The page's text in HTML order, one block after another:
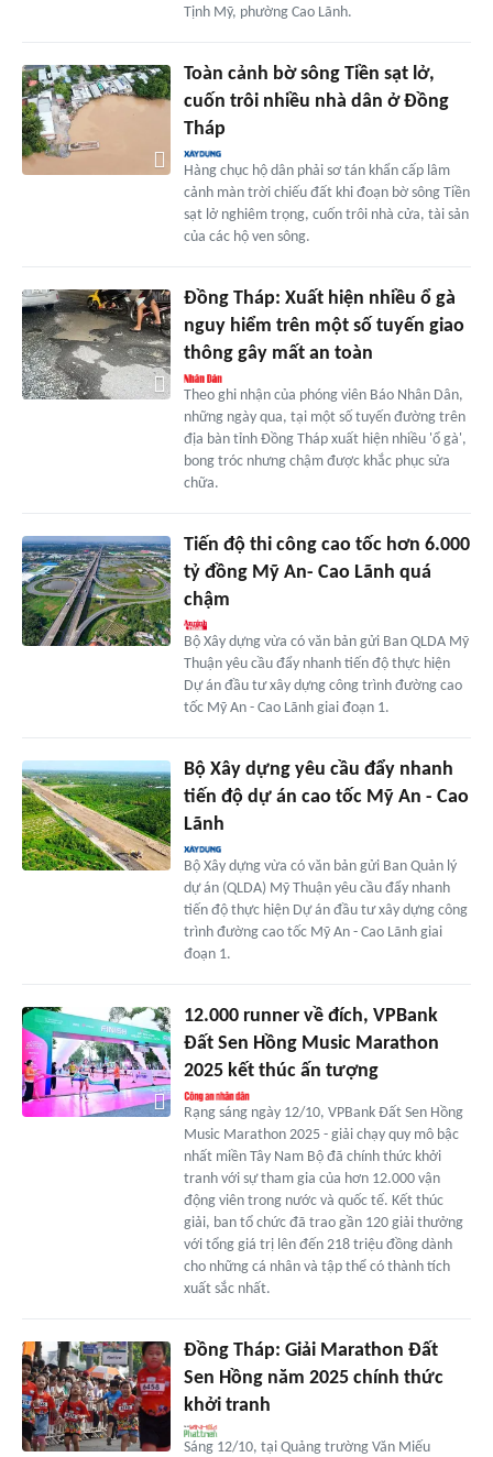
Tịnh Mỹ, phường Cao Lãnh.
Toàn cảnh bờ sông Tiền sạt lở,
cuốn trôi nhiều nhà dân ở Đồng
Tháp
Hàng chục hộ dân phải sơ tán khẩn cấp lâm
cảnh màn trời chiếu đất khi đoạn bờ sông Tiền
sạt lở nghiêm trọng, cuốn trôi nhà cửa, tài sản
của các hộ ven sông.
Đồng Tháp: Xuất hiện nhiều ổ gà
nguy hiểm trên một số tuyến giao
thông gây mất an toàn
Theo ghi nhận của phóng viên Báo Nhân Dân,
những ngày qua, tại một số tuyến đường trên
địa bàn tỉnh Đồng Tháp xuất hiện nhiều 'ổ gà',
bong tróc nhưng chậm được khắc phục sửa
chữa.
Tiến độ thi công cao tốc hơn 6.000
tỷ đồng Mỹ An- Cao Lãnh quá
chậm
Bộ Xây dựng vừa có văn bản gửi Ban QLDA Mỹ
Thuận yêu cầu đẩy nhanh tiến độ thực hiện
Dự án đầu tư xây dựng công trình đường cao
tốc Mỹ An - Cao Lãnh giai đoạn 1.
Bộ Xây dựng yêu cầu đẩy nhanh
tiến độ dự án cao tốc Mỹ An - Cao
Lãnh
Bộ Xây dựng vừa có văn bản gửi Ban Quản lý
dự án (QLDA) Mỹ Thuận yêu cầu đẩy nhanh
tiến độ thực hiện Dự án đầu tư xây dựng công
trình đường cao tốc Mỹ An - Cao Lãnh giai
đoạn 1.
12.000 runner về đích, VPBank
Đất Sen Hồng Music Marathon
2025 kết thúc ấn tượng
Rạng sáng ngày 12/10, VPBank Đất Sen Hồng
Music Marathon 2025 - giải chạy quy mô bậc
nhất miền Tây Nam Bộ đã chính thức khởi
tranh với sự tham gia của hơn 12.000 vận
động viên trong nước và quốc tế. Kết thúc
giải, ban tổ chức đã trao gần 120 giải thưởng
với tổng giá trị lên đến 218 triệu đồng dành
cho những cá nhân và tập thể có thành tích
xuất sắc nhất.
Đồng Tháp: Giải Marathon Đất
Sen Hồng năm 2025 chính thức
khởi tranh
Sáng 12/10, tại Quảng trường Văn Miếu